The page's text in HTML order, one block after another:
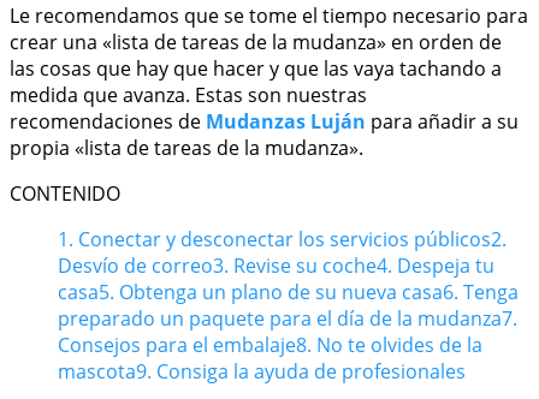
Le recomendamos que se tome el tiempo necesario para
crear una «lista de tareas de la mudanza» en orden de
las cosas que hay que hacer y que las vaya tachando a
medida que avanza. Estas son nuestras
recomendaciones de Mudanzas Luján para añadir a su
propia «lista de tareas de la mudanza».
CONTENIDO
1. Conectar y desconectar los servicios públicos2.
Desvío de correo3. Revise su coche4. Despeja tu
casa5. Obtenga un plano de su nueva casa6. Tenga
preparado un paquete para el día de la mudanza7.
Consejos para el embalaje8. No te olvides de la
mascota9. Consiga la ayuda de profesionales